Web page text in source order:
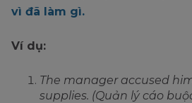
vì đã làm gì.
Ví dụ:
The manager accused
supplies. (Quản lý cáo